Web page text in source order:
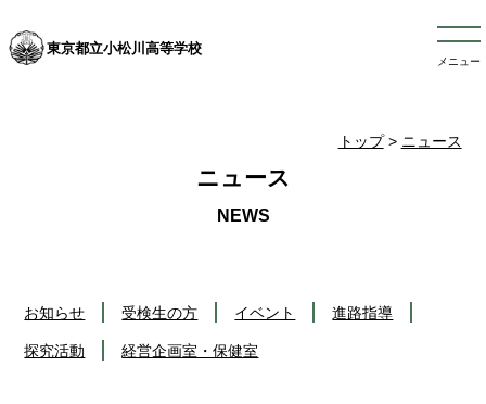
東京都立小松川高等学校
メニュー
トップ> ニュース
ニュース
お知らせ 受検生の方 イベント 進路指導
探究活動 経営企画室・保健室